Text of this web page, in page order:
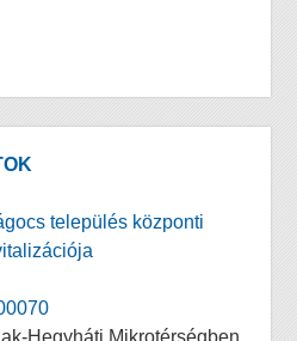
település központi
Hegyháti Mikrotérségben